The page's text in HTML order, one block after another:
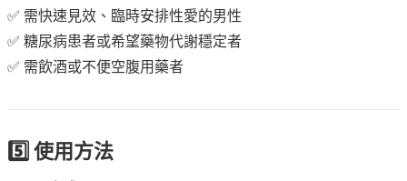
✅ 需快速見效、臨時安排性愛的男性
✅ 糖尿病患者或希望藥物代謝穩定者
✅ 需飲酒或不便空腹用藥者
5️⃣ 使用方法